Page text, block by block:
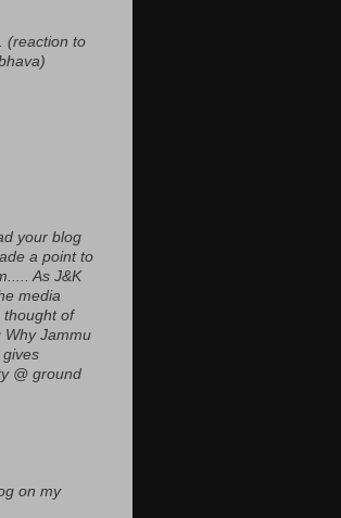
(reaction to
your blog
a point to
As J&K
media
thought of
Why Jammu
gives
@ ground
on my